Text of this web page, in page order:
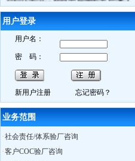
ICTI认证审核
6月3日苏州**科技通过
6月4日常熟**电子通过
6.月5日张家港**鞋业司通过
6月4日镇江**体育用品厂FSC认证
良好成绩
6月10日我公司
BSCI研讨会在苏州召开
6月11日苏州**贸易接受我公司
知培训
6月13日如皋**数码Best Buy验厂取得
历年来最好成绩
6月13日海门**时装
6月13日南通**服饰BSCI验厂
证
用户登录
用户名：
密 码：
新用户注册 忘记密码？
业务范围
·社会责任/体系验厂咨询
·客户COC验厂咨询